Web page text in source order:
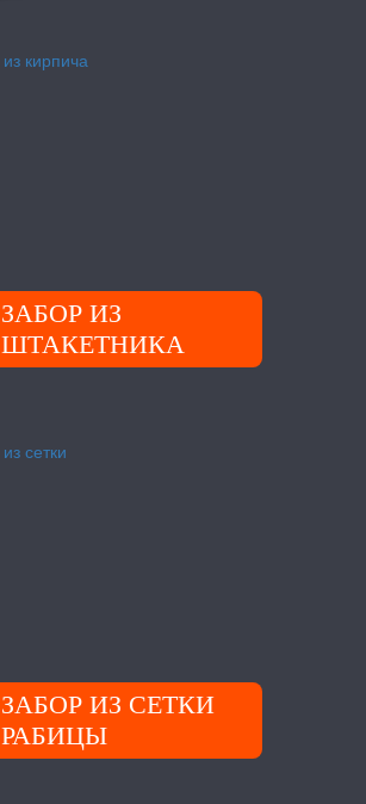
ЗАБОР ИЗ
ШТАКЕТНИКА
ЗАБОР ИЗ СЕТКИ
РАБИЦЫ